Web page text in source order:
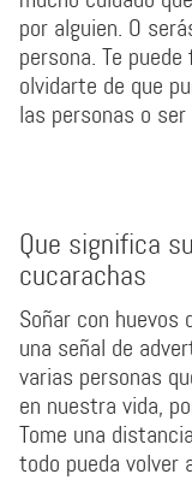
por alguien. O
persona. Te
olvidarte de que
las personas o
Que significa
cucarachas
Soñar con huevos
una señal de
varias personas
en nuestra vida,
Tome una
todo pueda volver